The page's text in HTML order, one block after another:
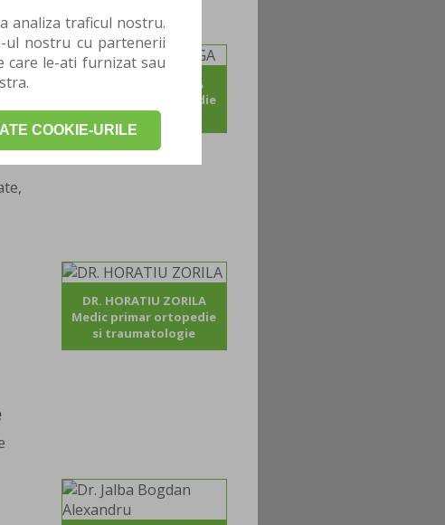
analiza traficul nostru.
ul nostru cu partenerii
care le-ati furnizat sau
COOKIE-URILE
DR. ADRIAN POJOGA
Medic primar ortopedie
si traumatologie
DR. HORATIU ZORILA
Medic primar ortopedie
si traumatologie